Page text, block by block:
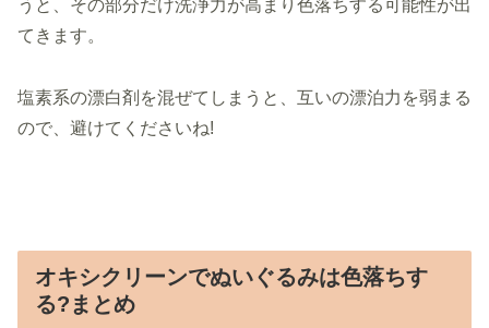
うと、その部分だけ洗浄力が高まり色落ちする可能性が出
てきます。
塩素系の漂白剤を混ぜてしまうと、互いの漂泊力を弱まる
ので、避けてくださいね!
オキシクリーンでぬいぐるみは色落ちす
る?まとめ